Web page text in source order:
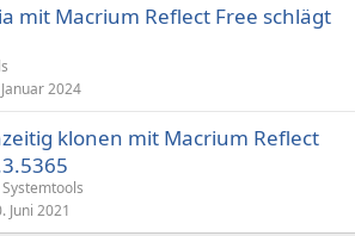
mit Macrium Reflect Free schlägt
2024
klonen mit Macrium Reflect
Systemtools
Juni 2021